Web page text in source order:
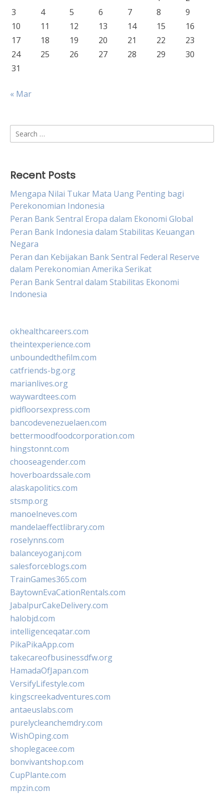
3
4 5 6 7 8
9
10
11 12 13 14 15
16
17
18 19 20 21 22
23
24
25 26 27 28 29
30
31
« Mar
Search
for:
Recent Posts
Mengapa Nilai Tukar Mata Uang Penting bagi
Perekonomian Indonesia
Peran Bank Sentral Eropa dalam Ekonomi Global
Peran Bank Indonesia dalam Stabilitas Keuangan
Negara
Peran dan Kebijakan Bank Sentral Federal Reserve
dalam Perekonomian Amerika Serikat
Peran Bank Sentral dalam Stabilitas Ekonomi
Indonesia
okhealthcareers.com
theintexperience.com
unboundedthefilm.com
catfriends-bg.org
marianlives.org
waywardtees.com
pidfloorsexpress.com
bancodevenezuelaen.com
bettermoodfoodcorporation.com
hingstonnt.com
chooseagender.com
hoverboardssale.com
alaskapolitics.com
stsmp.org
manoelneves.com
mandelaeffectlibrary.com
roselynns.com
balanceyoganj.com
salesforceblogs.com
TrainGames365.com
BaytownEvaCationRentals.com
JabalpurCakeDelivery.com
halobjd.com
intelligenceqatar.com
PikaPikaApp.com
takecareofbusinessdfw.org
HamadaOfJapan.com
VersifyLifestyle.com
kingscreekadventures.com
antaeuslabs.com
purelycleanchemdry.com
WishOping.com
shoplegacee.com
bonvivantshop.com
CupPlante.com
mpzin.com